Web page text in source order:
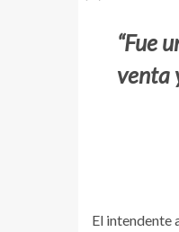
“Fue
venta
El intendente